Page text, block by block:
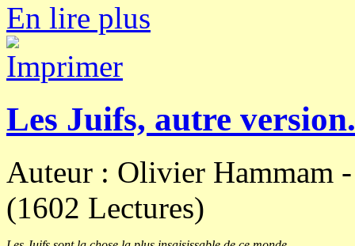
En lire plus
Les Juifs, autre version.
Auteur : Olivier Hammam
(1602 Lectures)